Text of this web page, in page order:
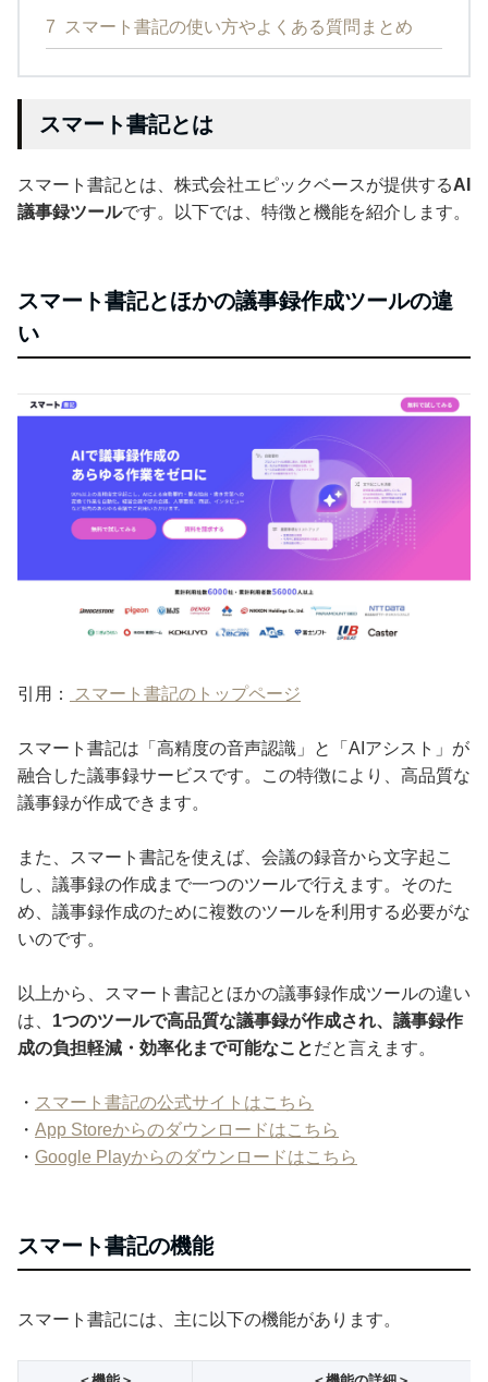
7 スマート書記の使い方やよくある質問まとめ
スマート書記とは
スマート書記とは、株式会社エピックベースが提供するAI
議事録ツールです。以下では、特徴と機能を紹介します。
スマート書記とほかの議事録作成ツールの違
い
引用： スマート書記のトップページ
スマート書記は「高精度の音声認識」と「AIアシスト」が
融合した議事録サービスです。この特徴により、高品質な
議事録が作成できます。
また、スマート書記を使えば、会議の録音から文字起こ
し、議事録の作成まで一つのツールで行えます。そのた
め、議事録作成のために複数のツールを利用する必要がな
いのです。
以上から、スマート書記とほかの議事録作成ツールの違い
は、 1つのツールで高品質な議事録が作成され、議事録作
成の負担軽減・効率化まで可能なことだと言えます。
・ スマート書記の公式サイトはこちら
・ App Storeからのダウンロードはこちら
・ Google Playからのダウンロードはこちら
スマート書記の機能
スマート書記には、主に以下の機能があります。